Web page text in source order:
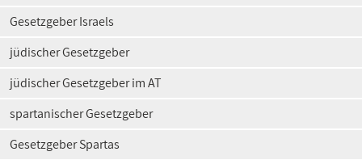
Gesetzgeber Israels
jüdischer Gesetzgeber
jüdischer Gesetzgeber im AT
spartanischer Gesetzgeber
Gesetzgeber Spartas